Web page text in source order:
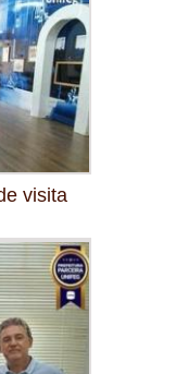
visita